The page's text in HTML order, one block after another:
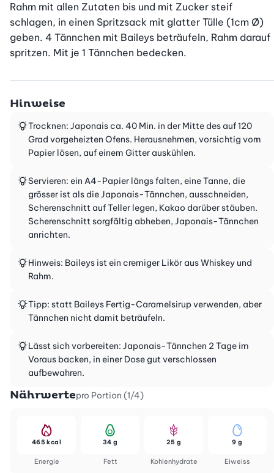
Rahm mit allen Zutaten bis und mit Zucker steif
schlagen, in einen Spritzsack mit glatter Tülle (1cm Ø)
geben. 4 Tännchen mit Baileys beträufeln, Rahm darauf
spritzen. Mit je 1 Tännchen bedecken.
Hinweise
Trocknen: Japonais ca. 40 Min. in der Mitte des auf 120
Grad vorgeheizten Ofens. Herausnehmen, vorsichtig vom
Papier lösen, auf einem Gitter auskühlen.
Servieren: ein A4-Papier längs falten, eine Tanne, die
grösser ist als die Japonais-Tännchen, ausschneiden,
Scherenschnitt auf Teller legen, Kakao darüber stäuben.
Scherenschnitt sorgfältig abheben, Japonais-Tännchen
anrichten.
Hinweis: Baileys ist ein cremiger Likör aus Whiskey und
Rahm.
Tipp: statt Baileys Fertig-Caramelsirup verwenden, aber
Tännchen nicht damit beträufeln.
Lässt sich vorbereiten: Japonais-Tännchen 2 Tage im
Voraus backen, in einer Dose gut verschlossen
aufbewahren.
Nährwertepro Portion (1/4)
Energie
465 kcal
Fett
34 g
Kohlenhydrate
25 g
Eiweiss
9 g